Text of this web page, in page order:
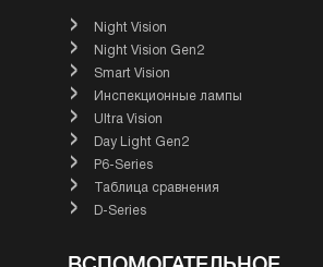
Night Vision
Night Vision Gen2
Smart Vision
Инспекционные лампы
Ultra Vision
Day Light Gen2
P6-Series
Таблица сравнения
D-Series